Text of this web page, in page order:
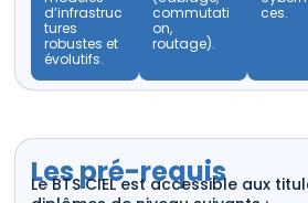
d’infrastruc
tures
robustes et
évolutifs.
commutati
on,
routage).
ces.
Les pré-requis
Le BTS CIEL est accessible aux